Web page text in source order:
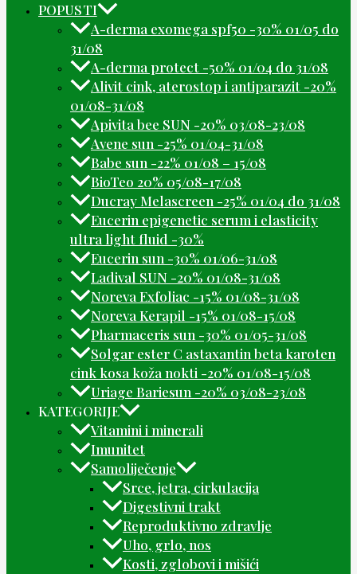
POPUSTI
A-derma exomega spf50 -30% 01/05 do
31/08
A-derma protect -50% 01/04 do 31/08
Alivit cink, aterostop i antiparazit -20%
01/08-31/08
Apivita bee SUN -20% 03/08-23/08
Avene sun -25% 01/04-31/08
Babe sun -22% 01/08 – 15/08
BioTeo 20% 05/08-17/08
Ducray Melascreen -25% 01/04 do 31/08
Eucerin epigenetic serum i elasticity
ultra light fluid -30%
Eucerin sun -30% 01/06-31/08
Ladival SUN -20% 01/08-31/08
Noreva Exfoliac -15% 01/08-31/08
Noreva Kerapil -15% 01/08-15/08
Pharmaceris sun -30% 01/05-31/08
Solgar ester C astaxantin beta karoten
cink kosa koža nokti -20% 01/08-15/08
Uriage Bariesun -20% 03/08-23/08
KATEGORIJE
Vitamini i minerali
Imunitet
Samoliječenje
Srce, jetra, cirkulacija
Digestivni trakt
Reproduktivno zdravlje
Uho, grlo, nos
Kosti, zglobovi i mišići